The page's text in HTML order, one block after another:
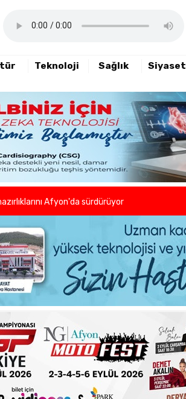
Teknoloji Sağlık Siyaset
açıklamasını yayımladı
öncesi sağlık kontrolleri tamamlandı
anlamlı hareket
Afyon'da sürdürüyor
azaltıyoruz."
başladı
kalıcı çözümler
sebebiyle bir mesajı yayımladı
açıklamasını yayımladı
öncesi sağlık kontrolleri tamamlandı